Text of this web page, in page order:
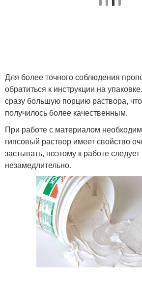
Для более точного соблюдения
обратиться к инструкции на
сразу большую порцию раствора,
получилось более качественным.
При работе с материалом
гипсовый раствор имеет свойство
застывать, поэтому к работе следует
незамедлительно.